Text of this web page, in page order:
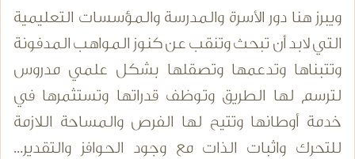
ويبرز هنا دور الأسرة والمدرسة والمؤسسات التعليمية
التي لابد أن تبحث وتنقب عن كنوز المواهب المدفونة
وتتبناها وتدعمها وتصقلها بشكل علمي مدروس
لترسم لها الطريق وتوظف قدراتها وتستثمرها في
خدمة أوطانها وتتيح لها الفرص والمساحة اللازمة
للتحرك واثبات الذات مع وجود الحوافز والتقدير...